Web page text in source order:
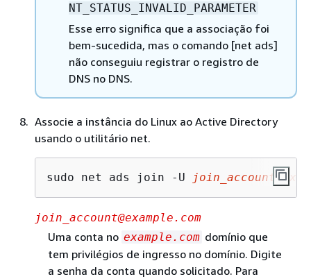
NT_STATUS_INVALID_PARAMETER
Esse erro significa que a associação foi
bem-sucedida, mas o comando [net ads]
não conseguiu registrar o registro de
DNS no DNS.
Associe a instância do Linux ao Active Directory
usando o utilitário net.
sudo net ads join -U
join_account@example.com
Uma conta no example.com domínio que
tem privilégios de ingresso no domínio. Digite
a senha da conta quando solicitado. Para